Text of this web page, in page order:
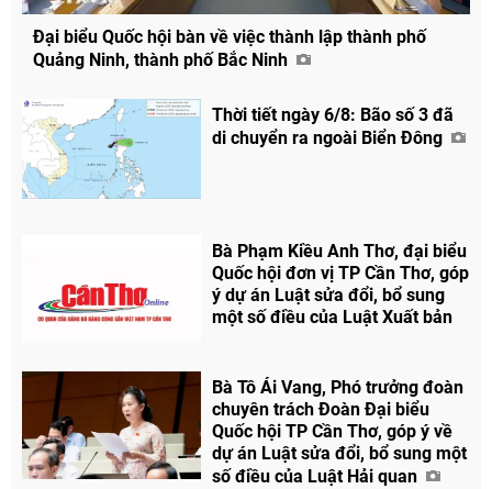
Đại biểu Quốc hội bàn về việc thành lập thành phố
Quảng Ninh, thành phố Bắc Ninh
Thời tiết ngày 6/8: Bão số 3 đã
di chuyển ra ngoài Biển Đông
Bà Phạm Kiều Anh Thơ, đại biểu
Quốc hội đơn vị TP Cần Thơ, góp
ý dự án Luật sửa đổi, bổ sung
một số điều của Luật Xuất bản
Bà Tô Ái Vang, Phó trưởng đoàn
chuyên trách Đoàn Đại biểu
Quốc hội TP Cần Thơ, góp ý về
dự án Luật sửa đổi, bổ sung một
số điều của Luật Hải quan